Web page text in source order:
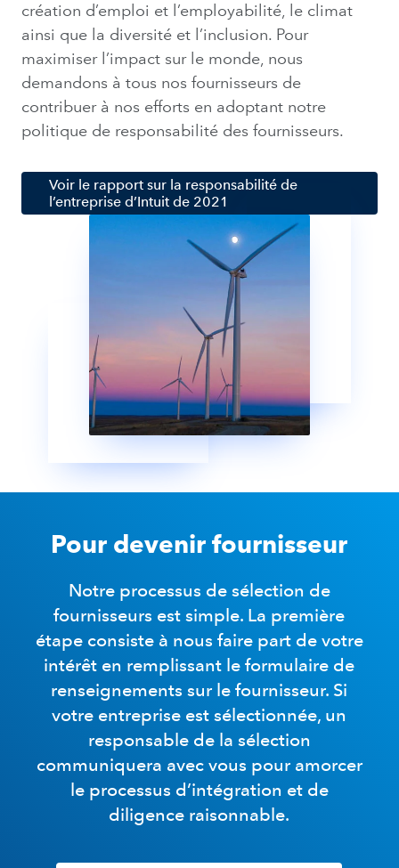
création d’emploi et l’employabilité, le climat
ainsi que la diversité et l’inclusion. Pour
maximiser l’impact sur le monde, nous
demandons à tous nos fournisseurs de
contribuer à nos efforts en adoptant notre
politique de responsabilité des fournisseurs.
Voir le rapport sur la responsabilité de
l’entreprise d’Intuit de 2021
Pour devenir fournisseur
Notre processus de sélection de
fournisseurs est simple. La première
étape consiste à nous faire part de votre
intérêt en remplissant le formulaire de
renseignements sur le fournisseur. Si
votre entreprise est sélectionnée, un
responsable de la sélection
communiquera avec vous pour amorcer
le processus d’intégration et de
diligence raisonnable.